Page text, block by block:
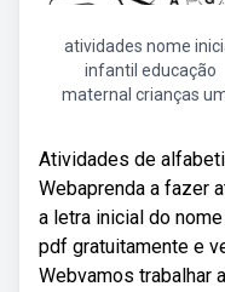
atividades nome
infantil educação
maternal crianças
Atividades de
Webaprenda a fazer
a letra inicial do
pdf gratuitamente e
Webvamos trabalhar